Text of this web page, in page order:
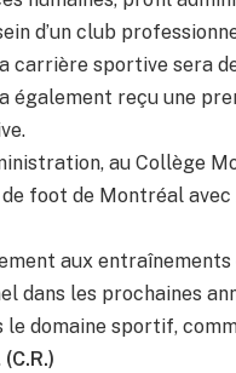
d’un club
carrière sportive sera
également reçu une
au Collège
foot de Montréal
aux entraînements
dans les prochaines
domaine sportif,
(C.R.)